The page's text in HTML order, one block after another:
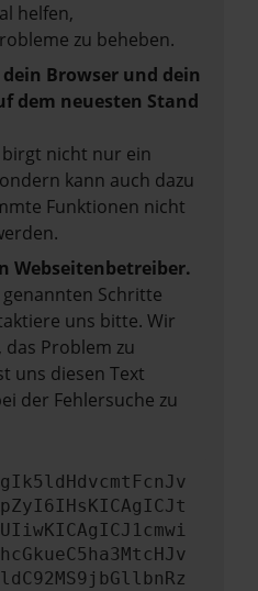
helfen,
zu beheben.
Browser und dein
dem neuesten Stand
nicht nur ein
kann auch dazu
Funktionen nicht
Webseitenbetreiber.
Schritte
uns bitte. Wir
Problem zu
uns diesen Text
der Fehlersuche zu